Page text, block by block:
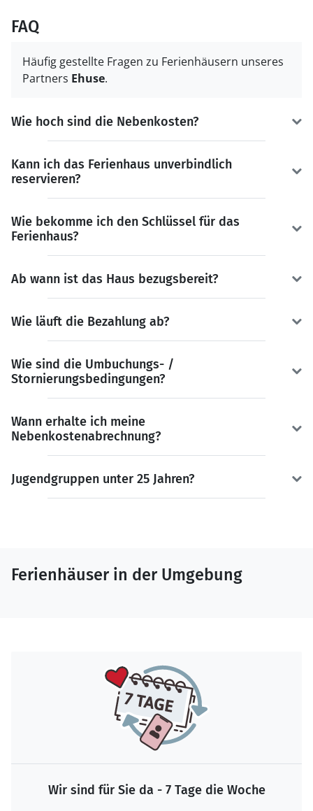
FAQ
Häufig gestellte Fragen zu Ferienhäusern unseres
Partners Ehuse.
Wie hoch sind die Nebenkosten?
Kann ich das Ferienhaus unverbindlich
reservieren?
Wie bekomme ich den Schlüssel für das
Ferienhaus?
Ab wann ist das Haus bezugsbereit?
Wie läuft die Bezahlung ab?
Wie sind die Umbuchungs- /
Stornierungsbedingungen?
Wann erhalte ich meine
Nebenkostenabrechnung?
Jugendgruppen unter 25 Jahren?
Ferienhäuser in der Umgebung
Wir sind für Sie da - 7 Tage die Woche